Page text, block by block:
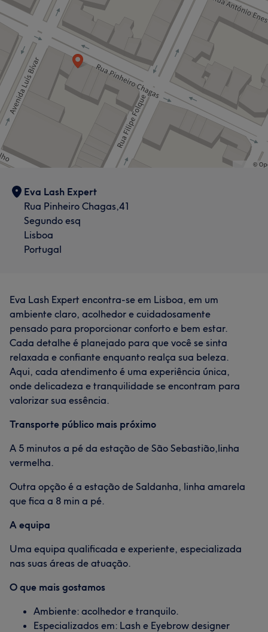
Eva Lash Expert
Rua Pinheiro Chagas,41
Segundo esq
Lisboa
Portugal
Eva Lash Expert encontra-se em Lisboa, em um
ambiente claro, acolhedor e cuidadosamente
pensado para proporcionar conforto e bem estar.
Cada detalhe é planejado para que você se sinta
relaxada e confiante enquanto realça sua beleza.
Aqui, cada atendimento é uma experiência única,
onde delicadeza e tranquilidade se encontram para
valorizar sua essência.
Transporte público mais próximo
A 5 minutos a pé da estação de São Sebastião,linha
vermelha.
Outra opção é a estação de Saldanha, linha amarela
que fica a 8 min a pé.
A equipa
Uma equipa qualificada e experiente, especializada
nas suas áreas de atuação.
O que mais gostamos
Ambiente: acolhedor e tranquilo.
Especializados em: Lash e Eyebrow designer